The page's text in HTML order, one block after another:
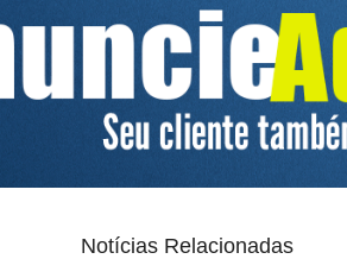
Notícias Relacionadas